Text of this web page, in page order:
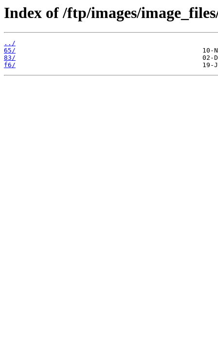
Index of /ftp/images/
../
65/
83/
f6/